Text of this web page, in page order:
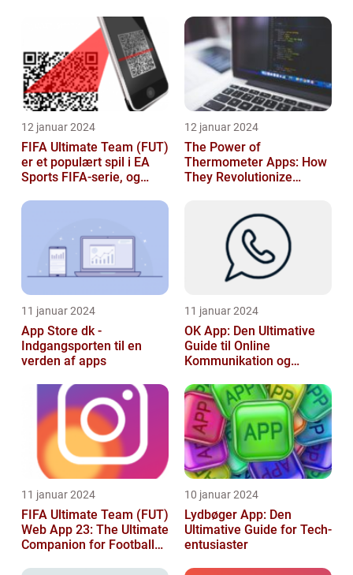
12 januar 2024
FIFA Ultimate Team (FUT)
er et populært spil i EA
Sports FIFA-serie, og
spæ...
12 januar 2024
The Power of
Thermometer Apps: How
They Revolutionize
11 januar 2024
App Store dk -
Indgangsporten til en
verden af apps
11 januar 2024
OK App: Den Ultimative
Guide til Online
Kommunikation og
11 januar 2024
FIFA Ultimate Team (FUT)
Web App 23: The Ultimate
Companion for Football
10 januar 2024
Lydbøger App: Den
Ultimative Guide for Tech-
entusiaster